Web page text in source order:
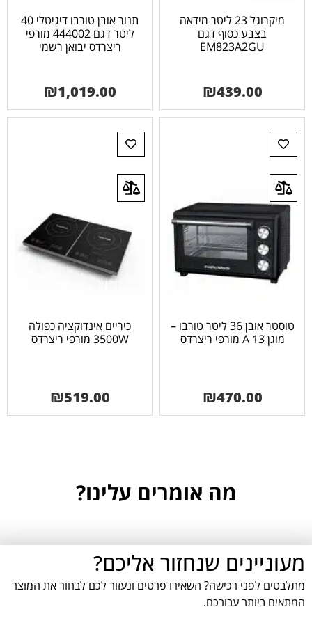
מיקרוגל 23 ליטר מידאה
בצבע כסוף דגם
EM823A2GU
₪439.00
תנור אובן טורבו דיגיטלי 40
ליטר דגם 444002 מורפי
ריצרדס יבואן רשמי
₪1,019.00
טוסטר אובן 36 ליטר טורבו –
מוגן 13 A מורפי ריצרדס
₪470.00
כיריים אינדוקציה כפולה
3500W מורפי ריצרדס
₪519.00
מה אומרים עלינו?
מעוניינים שנחזור אליכם?
מתלבטים לפני רכישה? השאירו פרטים ונעזור לכם לבחור את המוצר
המתאים ביותר עבורכם.